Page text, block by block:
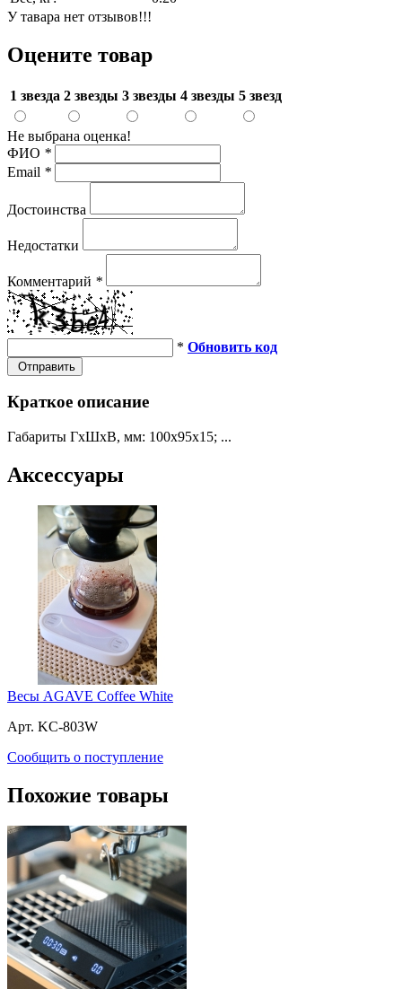
У тавара нет отзывов!!!
Оцените товар
1 звезда 2 звезды 3 звезды 4 звезды 5 звезд
Не выбрана оценка!
ФИО *
Email *
Достоинства
Недостатки
Комментарий *
* Обновить код
Отправить
Краткое описание
Габариты ГхШхВ, мм: 100х95х15; ...
Аксессуары
Весы AGAVE Coffee White
Арт. KC-803W
Сообщить о поступление
Похожие товары